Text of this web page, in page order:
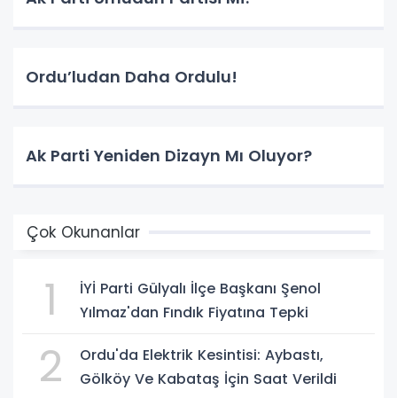
Ordu’ludan Daha Ordulu!
Ak Parti Yeniden Dizayn Mı Oluyor?
Çok Okunanlar
1
İYİ Parti Gülyalı İlçe Başkanı Şenol
Yılmaz'dan Fındık Fiyatına Tepki
2
Ordu'da Elektrik Kesintisi: Aybastı,
Gölköy Ve Kabataş İçin Saat Verildi